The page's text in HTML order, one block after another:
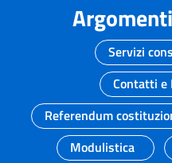
Servizi
Contatti e
Referendum
Modulistica